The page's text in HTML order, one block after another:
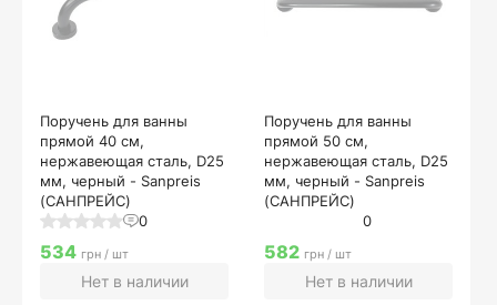
Поручень для ванны
прямой 40 см,
нержавеющая сталь, D25
мм, черный - Sanpreis
(САНПРЕЙС)
0
534 грн / шт
Нет в наличии
Поручень для ванны
прямой 50 см,
нержавеющая сталь, D25
мм, черный - Sanpreis
(САНПРЕЙС)
0
582 грн / шт
Нет в наличии